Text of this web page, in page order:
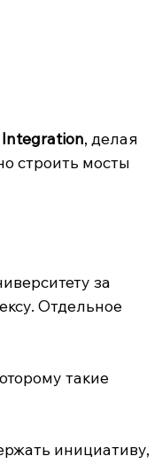
, делая
строить мосты
за
Отдельное
такие
инициативу,